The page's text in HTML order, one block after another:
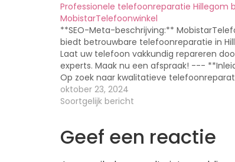
Professionele telefoonreparatie Hillegom
MobistarTelefoonwinkel
**SEO-Meta-beschrijving:**
biedt betrouwbare telefoonreparatie in
Laat uw telefoon vakkundig repareren
experts. Maak nu een afspraak! ---
Op zoek naar kwalitatieve
Hillegom? MobistarTelefoonwinkel staat
klaar! Wij begrijpen hoe belangrijk uw
oktober 23, 2024
Soortgelijk bericht
Geef een reactie